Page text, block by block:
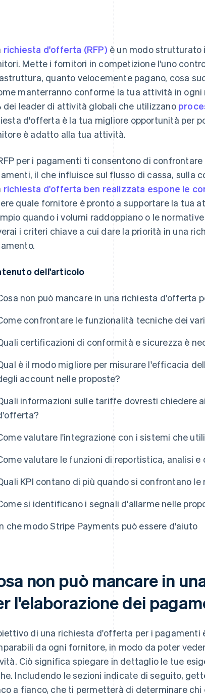
richiesta d'offerta (RFP) è un modo strutturato
Mette i fornitori in competizione l'uno
quanto velocemente pagano, cosa
manterranno conforme la tua attività in
dei leader di attività globali che utilizzano
d'offerta è la tua migliore opportunità per
è adatto alla tua attività.
per i pagamenti ti consentono di
il che influisce sul flusso di cassa, sulla
richiesta d'offerta ben realizzata espone le
quale fornitore è pronto a supportare la tua
quando i volumi raddoppiano o le
i criteri chiave a cui dare la priorità in una
dell'articolo
non può mancare in una richiesta d'offerta
confrontare le funzionalità tecniche dei
certificazioni di conformità e sicurezza è
è il modo migliore per misurare l'efficacia
account nelle proposte?
informazioni sulle tariffe dovresti chiedere
valutare l'integrazione con i sistemi che
valutare le funzioni di reportistica, analisi
KPI contano di più quando si confrontano
si identificano i segnali d'allarme nelle
che modo Stripe Payments può essere d'aiuto
non può mancare in
l'elaborazione dei
di una richiesta d'offerta per i pagamenti
da ogni fornitore, in modo da poter
Ciò significa spiegare in dettaglio le tue
Includendo le sezioni indicate di seguito,
a fianco, che ti permetterà di determinare